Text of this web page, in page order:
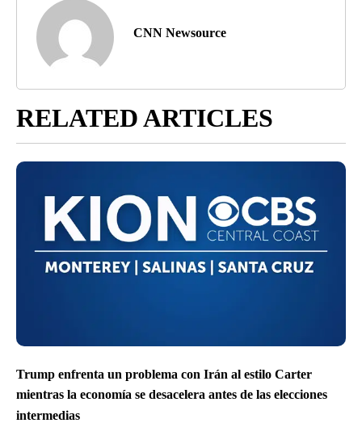
CNN Newsource
RELATED ARTICLES
Trump enfrenta un problema con Irán al estilo Carter
mientras la economía se desacelera antes de las elecciones
intermedias